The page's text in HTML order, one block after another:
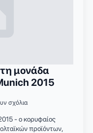
τη μονάδα
2015
σχόλια
- ο κορυφαίος
προϊόντων,